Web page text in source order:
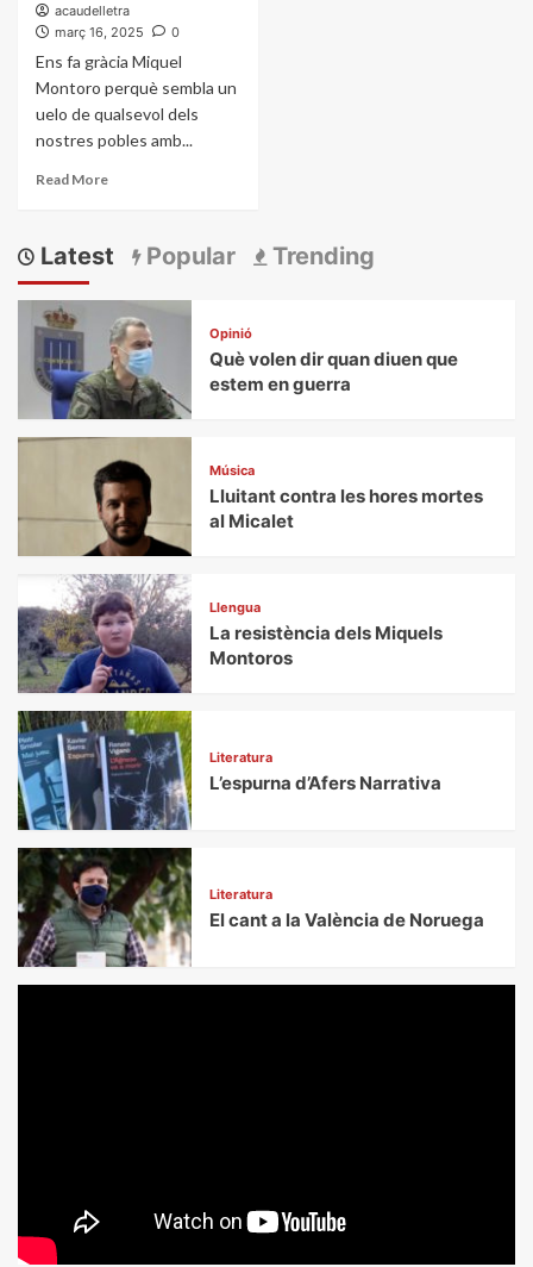
acaudelletra
març 16, 2025
0
Ens fa gràcia Miquel
Montoro perquè sembla un
uelo de qualsevol dels
nostres pobles amb...
Read More
Latest Popular Trending
Opinió
Què volen dir quan diuen que
estem en guerra
Música
Lluitant contra les hores mortes
al Micalet
Llengua
La resistència dels Miquels
Montoros
Literatura
L’espurna d’Afers Narrativa
Literatura
El cant a la València de Noruega